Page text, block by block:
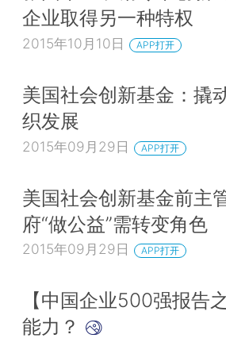
企业取得另一种特权
2015年10月10日 APP打开
美国社会创新基金：撬
织发展
2015年09月29日 APP打开
美国社会创新基金前主
府“做公益”需转变角色
2015年09月29日 APP打开
【中国企业500强报告
能力？